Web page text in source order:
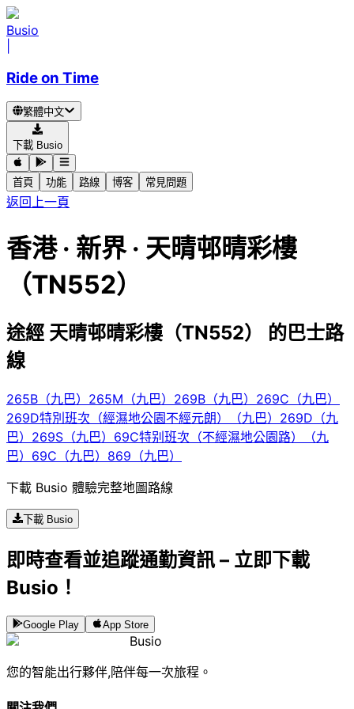
Busio
Ride on Time
繁體中文
下載 Busio
首頁 功能 路線 博客 常見問題
返回上一頁
香港 · 新界 · 天晴邨晴彩樓
（TN552）
途經 天晴邨晴彩樓（TN552） 的巴士路
線
265B（九巴） 265M（九巴） 269B（九巴） 269C（九巴）
269D特別班次（經濕地公園不經元朗）（九巴） 269D（九
巴） 269S（九巴） 69C特别班次（不經濕地公園路）（九
巴） 69C（九巴） 869（九巴）
下載 Busio 體驗完整地圖路線
下載 Busio
即時查看並追蹤通勤資訊 – 立即下載
Busio！
Google Play App Store
Busio
您的智能出行夥伴,陪伴每一次旅程。